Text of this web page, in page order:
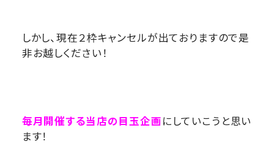
しかし、現在２枠キャンセルが出ておりますので是
非お越しください！
毎月開催する当店の目玉企画にしていこうと思い
ます！